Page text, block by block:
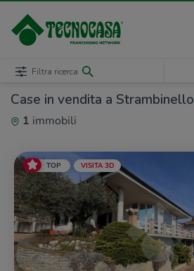
Case in vendita a Strambinello
1 immobili
Filtra ricerca
TOP VISITA 3D